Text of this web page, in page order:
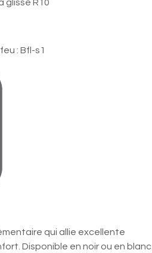
glisse R10
: Bfl-s1
qui allie excellente
Disponible en noir ou en blanc.